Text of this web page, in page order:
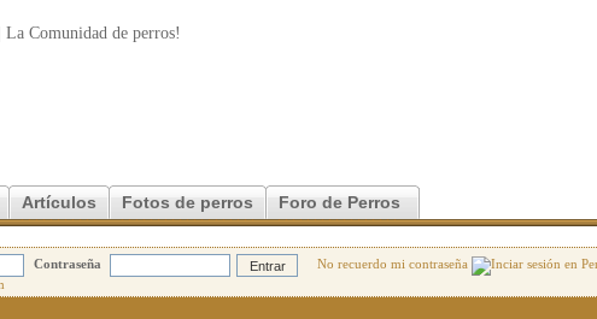
| La Comunidad de perros!
Artículos Fotos de perros Foro de Perros
Contraseña No recuerdo mi contraseña